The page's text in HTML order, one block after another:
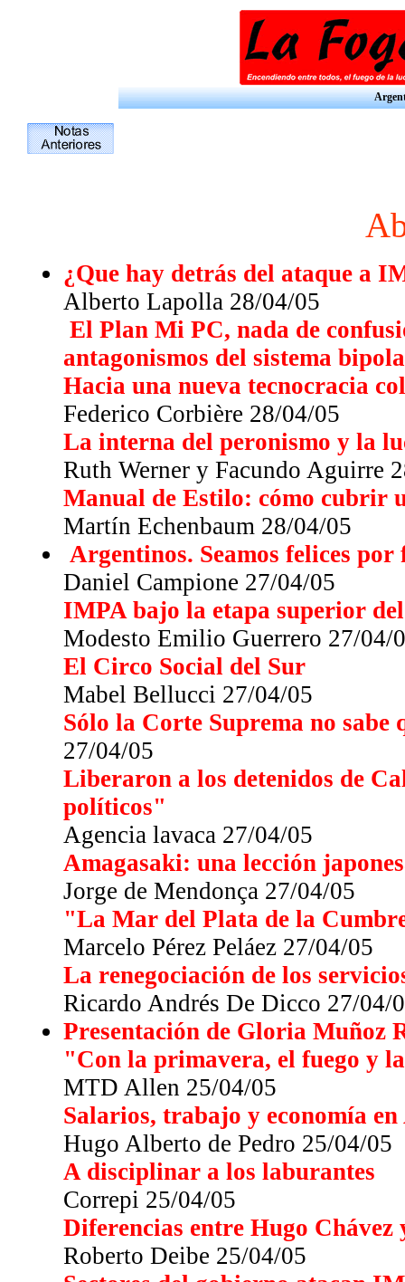
¿Que hay detrás del ataque a
Alberto Lapolla 28/04/05
El Plan Mi PC, nada de
antagonismos del sistema
Hacia una nueva tecnocracia
Federico Corbière 28/04/05
La interna del peronismo y la
Ruth Werner y Facundo Aguirre
Manual de Estilo: cómo cubrir
Martín Echenbaum 28/04/05
Argentinos. Seamos felices por
Daniel Campione 27/04/05
IMPA bajo la etapa superior
Modesto Emilio Guerrero 27/04/
El Circo Social del Sur
Mabel Bellucci 27/04/05
Sólo la Corte Suprema no
27/04/05
Liberaron a los detenidos de
políticos"
Agencia lavaca 27/04/05
Amagasaki: una lección
Jorge de Mendonça 27/04/05
"La Mar del Plata de la
Marcelo Pérez Peláez 27/04/05
La renegociación de los
Ricardo Andrés De Dicco 27/04/
Presentación de Gloria Muñoz
"Con la primavera, el fuego y
MTD Allen 25/04/05
Salarios, trabajo y economía
Hugo Alberto de Pedro 25/04/05
A disciplinar a los laburantes
Correpi 25/04/05
Diferencias entre Hugo
Roberto Deibe 25/04/05